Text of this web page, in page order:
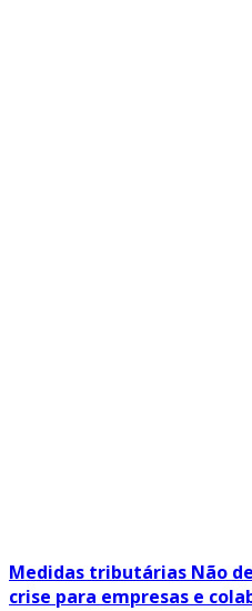
Medidas tributárias Não
crise para empresas e